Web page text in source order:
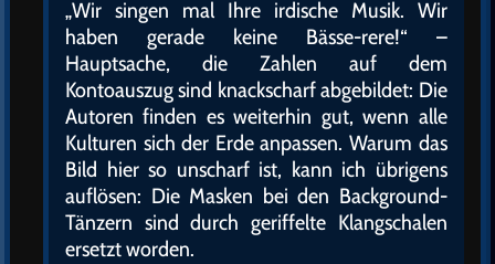
„Wir singen mal Ihre irdische Musik. Wir
haben gerade keine Bässe-rere!“ –
Hauptsache, die Zahlen auf dem
Kontoauszug sind knackscharf abgebildet: Die
Autoren finden es weiterhin gut, wenn alle
Kulturen sich der Erde anpassen. Warum das
Bild hier so unscharf ist, kann ich übrigens
auflösen: Die Masken bei den Background-
Tänzern sind durch geriffelte Klangschalen
ersetzt worden.